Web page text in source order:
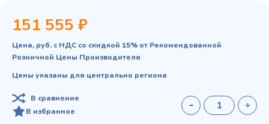
151 555 ₽
Цена, руб. с НДС со скидкой 15% от Рекомендованной
Розничной Цены Производителя
Цены указаны для центрально региона
В сравнение
В избранное